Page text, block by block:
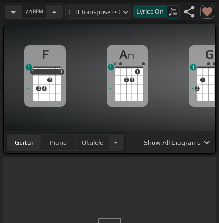
oltre queste
[F]boe, sembra una[Em]bugia,
mi spingo, non
concerto,
dentro un bosco, nel [Am]vento,
per vedere
se mi stai[C]ascoltando, queste cose vorrei
dirtele
74BPM Lyrics On
F
1
3 4
2
1
1 1
1
Am
2 3
1
1
G
2
1
1
Guitar Piano Ukulele ShowAll Diagrams